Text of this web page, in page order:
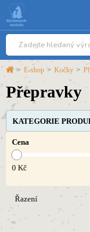
> E-shop > Kočky >
Přepravky
KATEGORIE
Cena
0 Kč
Řazení